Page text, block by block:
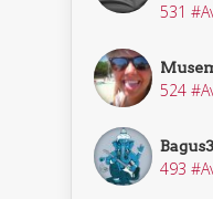
531
524
493